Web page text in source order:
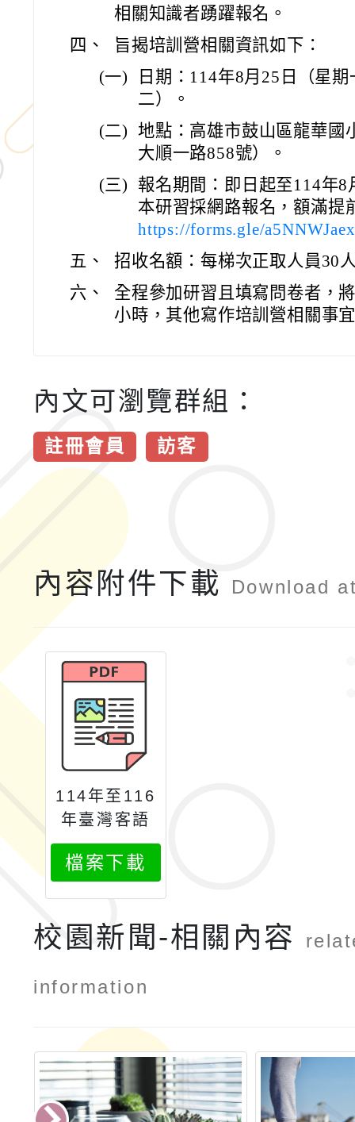
相關知識者踴躍報名。
四、
旨揭培訓營相關資訊如下：
(一)
日期：114年8月25日（星
二）。
(二) 地點：高雄市鼓山區龍華國
大順一路858號）。
(三)
報名期間：即日起至114年
本研習採網路報名，額滿提
https://forms.gle/
五、
招收名額：每梯次正取人員30
六、
全程參加研習且填寫問卷者，
小時，其他寫作培訓營相關事
內文可瀏覽群組：
註冊會員 訪客
內容附件下載 Download
114年至116
年臺灣客語
朗讀文章徵
選暨臺灣客
檔案下載
校園新聞-相關內容
information